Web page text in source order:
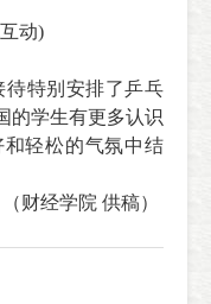
动)
待特别安排了乒乓
的学生有更多认识
轻松的气氛中结
（财经学院 供稿）